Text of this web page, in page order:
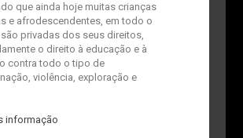
que ainda hoje muitas crianças
e afrodescendentes, em todo o
privadas dos seus direitos,
o direito à educação e à
contra todo o tipo de
violência, exploração e
informação